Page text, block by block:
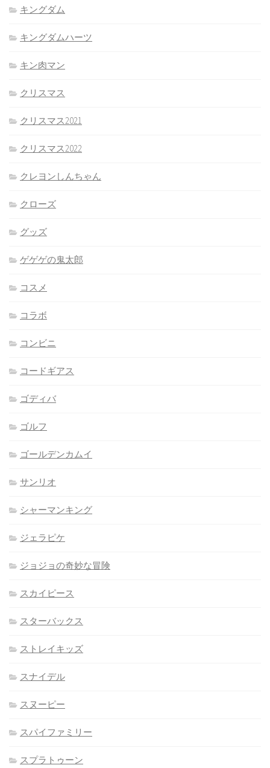
キングダム
キングダムハーツ
キン肉マン
クリスマス
クリスマス2021
クリスマス2022
クレヨンしんちゃん
クローズ
グッズ
ゲゲゲの鬼太郎
コスメ
コラボ
コンビニ
コードギアス
ゴディバ
ゴルフ
ゴールデンカムイ
サンリオ
シャーマンキング
ジェラピケ
ジョジョの奇妙な冒険
スカイピース
スターバックス
ストレイキッズ
スナイデル
スヌーピー
スパイファミリー
スプラトゥーン